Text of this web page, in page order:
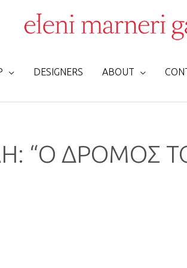
DESIGNERS ABOUT
“Ο ΔΡΟΜΟΣ